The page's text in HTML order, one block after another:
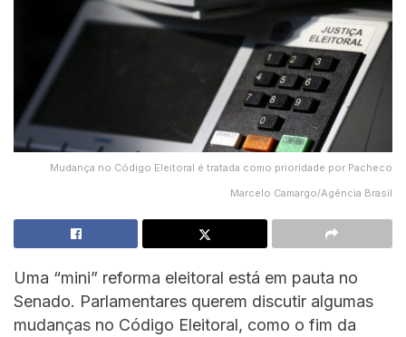
Mudança no Código Eleitoral é tratada como prioridade por Pacheco
Marcelo Camargo/Agência Brasil
Uma “mini” reforma eleitoral está em pauta no
Senado. Parlamentares querem discutir algumas
mudanças no Código Eleitoral, como o fim da